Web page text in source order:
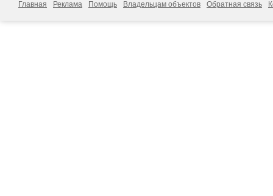
Главная Реклама Помощь Владельцам объектов Обратная связь